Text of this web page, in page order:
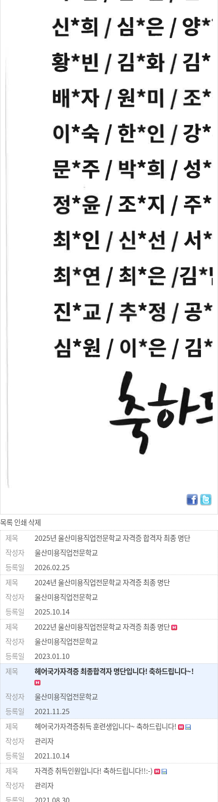
목록인쇄 삭제
2025년 울산미용직업전문학교 자격증 합격자 최종 명단
울산미용직업전문학교
2026.02.25
2024년 울산미용직업전문학교 자격증 최종 명단
울산미용직업전문학교
2025.10.14
2022년 울산미용직업전문학교 자격증 최종 명단
울산미용직업전문학교
2023.01.10
헤어국가자격증 최종합격자 명단입니다! 축하드립니다~!
울산미용직업전문학교
2021.11.25
헤어국가자격증취득 훈련생입니다~ 축하드립니다!
관리자
2021.10.14
자격증 취득인원입니다! 축하드립니다!!:-)
관리자
2021.08.30